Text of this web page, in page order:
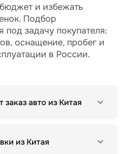
и избежать
Подбор
под задачу покупателя:
оснащение, пробег и
в России.
заказ авто из Китая
из Китая